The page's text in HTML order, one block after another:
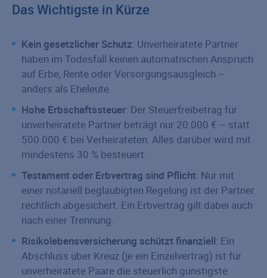
Das Wichtigste in Kürze
Kein gesetzlicher Schutz: Unverheiratete Partner
haben im Todesfall keinen automatischen Anspruch
auf Erbe, Rente oder Versorgungsausgleich –
anders als Eheleute.
Hohe Erbschaftssteuer: Der Steuerfreibetrag für
unverheiratete Partner beträgt nur 20.000 € – statt
500.000 € bei Verheirateten. Alles darüber wird mit
mindestens 30 % besteuert.
Testament oder Erbvertrag sind Pflicht: Nur mit
einer notariell beglaubigten Regelung ist der Partner
rechtlich abgesichert. Ein Erbvertrag gilt dabei auch
nach einer Trennung.
Risikolebensversicherung schützt finanziell: Ein
Abschluss über Kreuz (je ein Einzelvertrag) ist für
unverheiratete Paare die steuerlich günstigste